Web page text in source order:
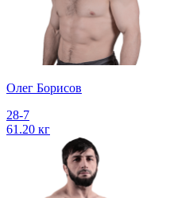
Олег Борисов
28-7
61.20 кг